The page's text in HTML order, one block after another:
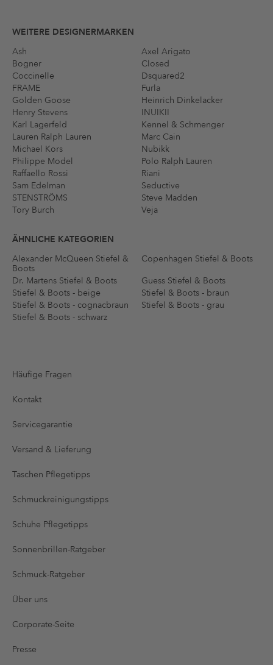
WEITERE DESIGNERMARKEN
Ash
Axel Arigato
Bogner
Closed
Coccinelle
Dsquared2
FRAME
Furla
Golden Goose
Heinrich Dinkelacker
Henry Stevens
INUIKII
Karl Lagerfeld
Kennel & Schmenger
Lauren Ralph Lauren
Marc Cain
Michael Kors
Nubikk
Philippe Model
Polo Ralph Lauren
Raffaello Rossi
Riani
Sam Edelman
Seductive
STENSTRÖMS
Steve Madden
Tory Burch
Veja
ÄHNLICHE KATEGORIEN
Alexander McQueen Stiefel &
Boots
Copenhagen Stiefel & Boots
Dr. Martens Stiefel & Boots
Guess Stiefel & Boots
Stiefel & Boots - beige
Stiefel & Boots - braun
Stiefel & Boots - cognacbraun
Stiefel & Boots - grau
Stiefel & Boots - schwarz
Häufige Fragen
Kontakt
Servicegarantie
Versand & Lieferung
Taschen Pflegetipps
Schmuckreinigungstipps
Schuhe Pflegetipps
Sonnenbrillen-Ratgeber
Schmuck-Ratgeber
Über uns
Corporate-Seite
Presse